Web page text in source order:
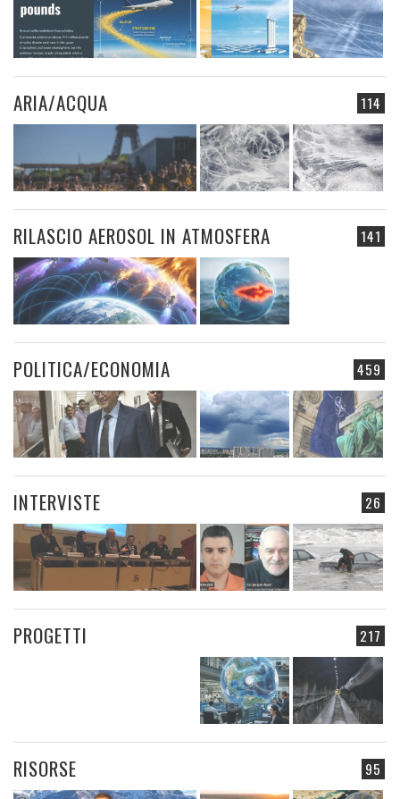
114
ARIA/ACQUA
141
RILASCIO AEROSOL IN ATMOSFERA
459
POLITICA/ECONOMIA
26
INTERVISTE
217
PROGETTI
95
RISORSE